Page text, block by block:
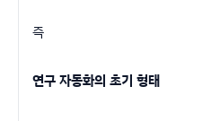
즉
연구 자동화의 초기 형태